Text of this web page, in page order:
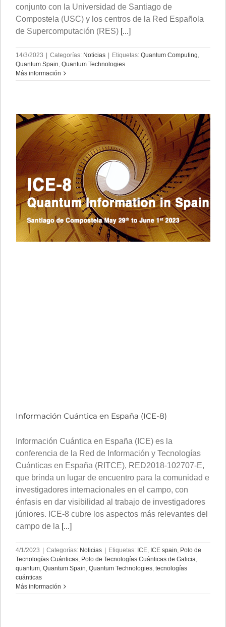
conjunto con la Universidad de Santiago de
Compostela (USC) y los centros de la Red Española
de Supercomputación (RES) [...]
14/3/2023 | Categorías: Noticias | Etiquetas: Quantum Computing
Quantum Spain Quantum Technologies
Más información
Información Cuántica en España (ICE-8)
Información Cuántica en España (ICE) es la
conferencia de la Red de Información y Tecnologías
Cuánticas en España (RITCE), RED2018-102707-E,
que brinda un lugar de encuentro para la comunidad e
investigadores internacionales en el campo, con
énfasis en dar visibilidad al trabajo de investigadores
júniores. ICE-8 cubre los aspectos más relevantes del
campo de la [...]
4/1/2023 | Categorías: Noticias | Etiquetas: ICE ICE spain Polo de
Tecnologías Cuánticas Polo de Tecnologías Cuánticas de Galicia
quantum Quantum Spain Quantum Technologies tecnologías
cuánticas
Más información